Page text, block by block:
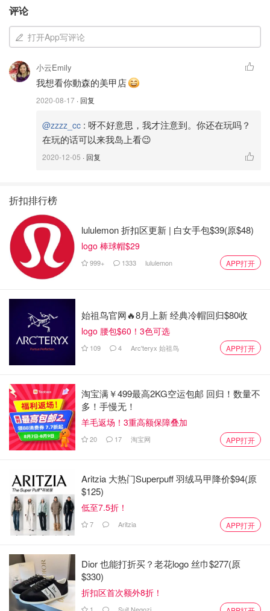
评论
打开App写评论
小云Emily
我想看你動森的美甲店
2020-08-17 · 回复
@zzzz_cc : 呀不好意思，我才注意到。你还在玩吗？
在玩的话可以来我岛上看😉
2020-12-05 · 回复
折扣排行榜
lululemon 折扣区更新 | 白女手包$39(原$48)
logo 棒球帽$29
999+ 1333 lululemon APP打开
始祖鸟官网🔥8月上新 经典冷帽回归$80收
logo 腰包$60！3色可选
109 4 Arc'teryx 始祖鸟 APP打开
淘宝满￥499最高2KG空运包邮 回归！数量不
多！手慢无！
羊毛返场！3重高额保障叠加
20 17 淘宝网 APP打开
Aritzia 大热门Superpuff 羽绒马甲降价$94(原
$125)
低至7.5折！
7 Aritzia APP打开
Dior 也能打折买？老花logo 丝巾$277(原
$330)
折扣区首次额外8折！